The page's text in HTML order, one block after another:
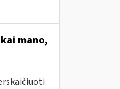
mano,